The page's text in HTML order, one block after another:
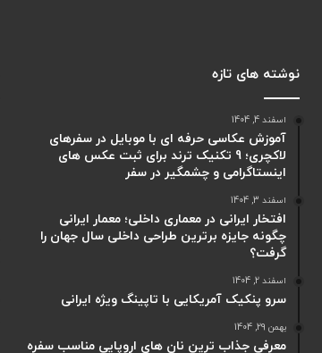
نوشته های تازه
اسفند 4, 1404
آموزش عکاسی حرفه ای با موبایل در سفرهای
لاکچری؛ 9 تکنیک ترند برای ثبت عکس های
اینستاگرامی و چشمگیر در سفر
اسفند 3, 1404
افتخار ایرانی در معماری داخلی؛ معمار ایرانی
چگونه جایزه برترین طراحی داخلی سال جهان را
گرفت؟
اسفند 2, 1404
سرو پنکیک آمریکایی با تاپینگ ویژه ایرانی
بهمن 29, 1404
معرفی جذاب ترین نان های اروپایی مناسب سفره